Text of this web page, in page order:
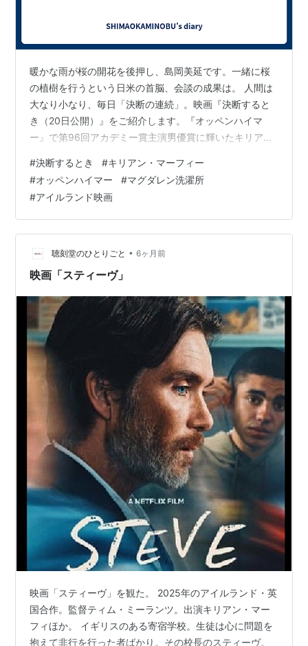
暖かな雨が桜の開花を後押し、島岡美延です。一緒に桜
の植樹を行うという日米の首脳、会談の成果は。 人間は
大なり小なり、毎日「決断の連続」。映画『決断すると
き（20日公開）』をご紹介します。『オッペンハイマ
ー』で第96回アカデミー賞主演男優賞に輝いたキリア
演とプロデューサーとしても名を連ねています。 1985
年、アイルランドの小さな町。炭鉱商人として生計をた
て、家族と慎ましく暮らすビル。クリスマスが近づくあ
る日、石炭を届けに訪れた地元の修道院で、一人の少女
が「ここから出してほしい」と訴えてきたのだ。若い女
性たちが行き場もなく苦しんでいる現実を知るこ…
#決断するとき #キリアン・マーフィー
#オッペンハイマー #マグダレン洗濯所
#アイルランド映画
聴刻堂のひとりごと • 6ヶ月前
映画「スティーヴ」
映画「スティーヴ」を観た。 2025年のアイルランド・英
国合作。監督ティム・ミーランツ。出演キリアン・マー
フィほか。 イギリスのある寄宿学校。生徒は心に問題を
抱えて非行を行った者ばかり。その校長のスティーヴ。